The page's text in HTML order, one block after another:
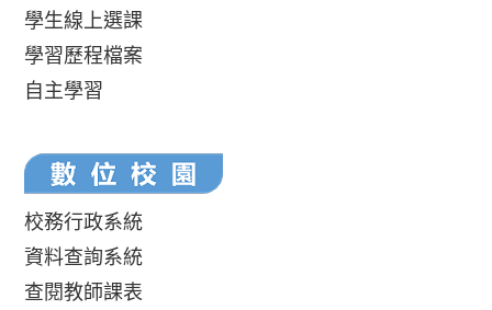
學生線上選課
學習歷程檔案
自主學習
校務行政系統
資料查詢系統
查閱教師課表